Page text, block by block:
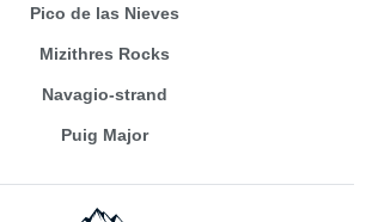
Pico de las Nieves
Mizithres Rocks
Navagio-strand
Puig Major